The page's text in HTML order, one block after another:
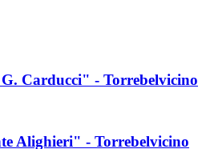
Carducci" - Torrebelvicino
Alighieri" - Torrebelvicino